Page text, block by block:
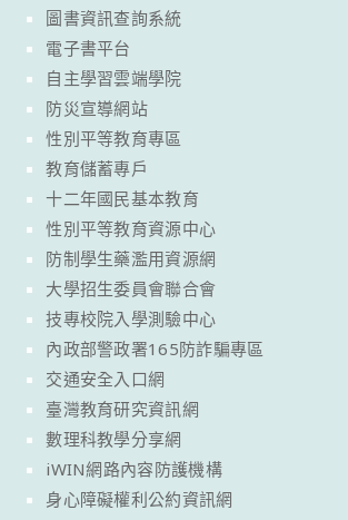
圖書資訊查詢系統
電子書平台
自主學習雲端學院
防災宣導網站
性別平等教育專區
教育儲蓄專戶
十二年國民基本教育
性別平等教育資源中心
防制學生藥濫用資源網
大學招生委員會聯合會
技專校院入學測驗中心
內政部警政署165防詐騙專區
交通安全入口網
臺灣教育研究資訊網
數理科教學分享網
iWIN網路內容防護機構
身心障礙權利公約資訊網